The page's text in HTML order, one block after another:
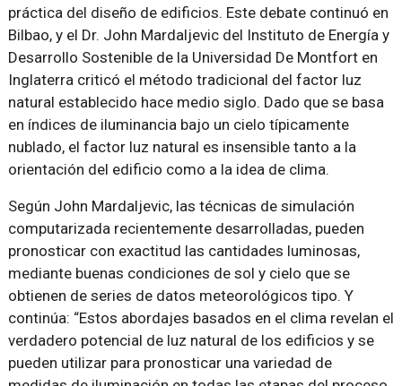
práctica del diseño de edificios. Este debate continuó en
Bilbao, y el Dr. John Mardaljevic del Instituto de Energía y
Desarrollo Sostenible de la Universidad De Montfort en
Inglaterra criticó el método tradicional del factor luz
natural establecido hace medio siglo. Dado que se basa
en índices de iluminancia bajo un cielo típicamente
nublado, el factor luz natural es insensible tanto a la
orientación del edificio como a la idea de clima.
Según John Mardaljevic, las técnicas de simulación
computarizada recientemente desarrolladas, pueden
pronosticar con exactitud las cantidades luminosas,
mediante buenas condiciones de sol y cielo que se
obtienen de series de datos meteorológicos tipo. Y
continúa: “Estos abordajes basados en el clima revelan el
verdadero potencial de luz natural de los edificios y se
pueden utilizar para pronosticar una variedad de